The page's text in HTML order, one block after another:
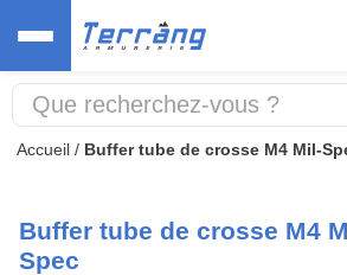
Accueil / Buffer tube de crosse M4 Mil-
Buffer tube de crosse M4
Spec